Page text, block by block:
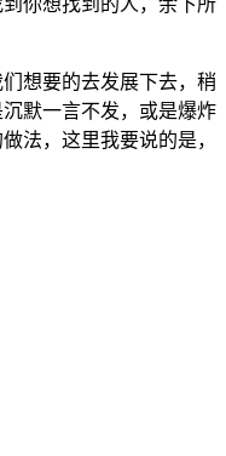
想要的去发展下去，稍
默一言不发，或是爆炸
法，这里我要说的是，